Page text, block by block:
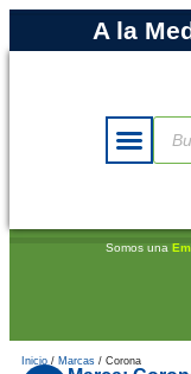
A la
Somos una
Inicio / Marcas / Corona